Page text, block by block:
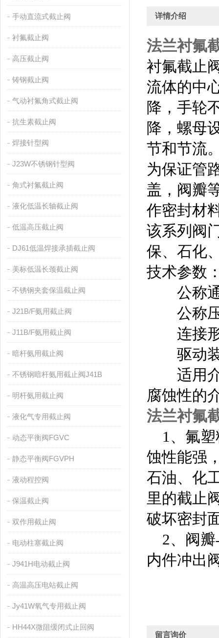
手动直流式截止阀
衬氟截止阀
高压截止阀
铸钢截止阀
气动衬氟角式截止阀
抗生素截止阀
焊接针型阀
J23W不锈钢针型阀
角式衬氟截止阀
液化低温长轴截止阀
低温高压截止阀
DJ61低温焊接承插截止阀
美标低温长颈截止阀
不锈钢夹套保温截止阀
J21B/F氨用截止阀
J11B/F氨用截止阀
暗杆氨用截止阀
不锈钢暗杆氨用截止阀J41B
明杆氨用截止阀
液化气专用截止阀
动态平衡阀FGVC
静态平衡阀FGVPH
液动程控阀
保温截止阀
双作用截止阀
电动柱塞截止阀
J941H电动截止阀
高温高压电站截止阀
Jy41W氧气专用截止阀
HH44X微阻缓闭式止回阀
详情介绍
法兰衬氟
衬氟截止
流体的中
降，手轮
降，螺母
节和节流
为保证管
盖，阀瓣
作密封材
该系列阀
保、石化
技术参数
公称通
公称压
连接形
驱动装
适用介
腐蚀性的
法兰衬氟
1、氟塑
蚀性能强
石油、化
里的截止
破坏密封
2、阀瓣
内件冲出
留言询价